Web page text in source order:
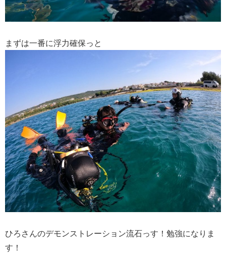
まずは一番に浮力確保っと
ひろさんのデモンストレーション流石っす！勉強になりま
す！